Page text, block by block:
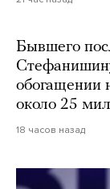
Бывшего
обогащении
около 25
18 часов назад